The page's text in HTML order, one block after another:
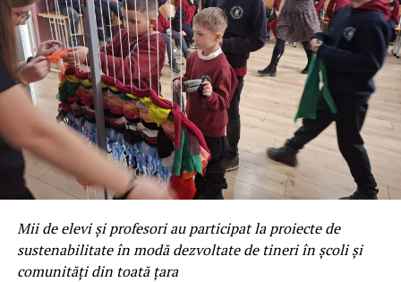
Mii de elevi și profesori au participat la proiecte de
sustenabilitate în modă dezvoltate de tineri în școli și
comunități din toată țara